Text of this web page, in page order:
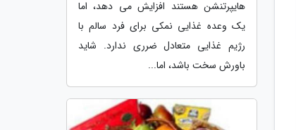
هایپرتنشن هستند افزایش می دهد، اما
یک وعده غذایی نمکی برای فرد سالم با
رژیم غذایی متعادل ضرری ندارد. شاید
باورش سخت باشد، اما...